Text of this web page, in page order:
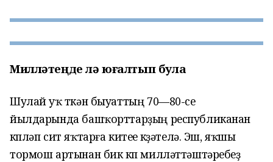
Милләтеңде лә юғалтып була
Шулай уҡ үткән быуаттың 70—80-се
йылдарында башҡорттарҙың республиканан
күпләп сит яҡтарға китеүе күҙәтелә. Эш, яҡшы
тормош артынан бик күп милләттәштәребеҙ